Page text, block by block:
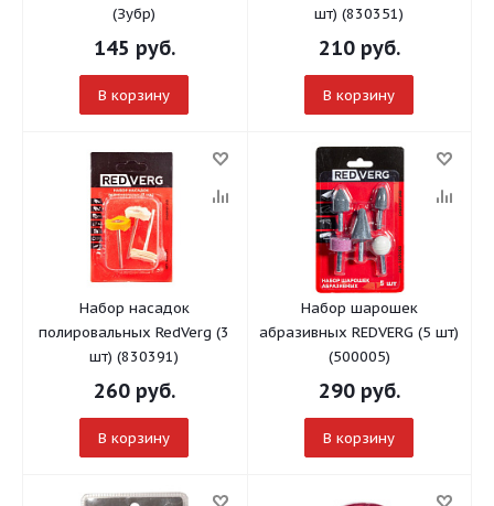
(Зубр)
145 руб.
В корзину
шт) (830351)
210руб.
В корзину
Набор насадок
полировальных RedVerg (3
шт) (830391)
260руб.
В корзину
Набор шарошек
абразивных REDVERG (5 шт)
(500005)
290руб.
В корзину